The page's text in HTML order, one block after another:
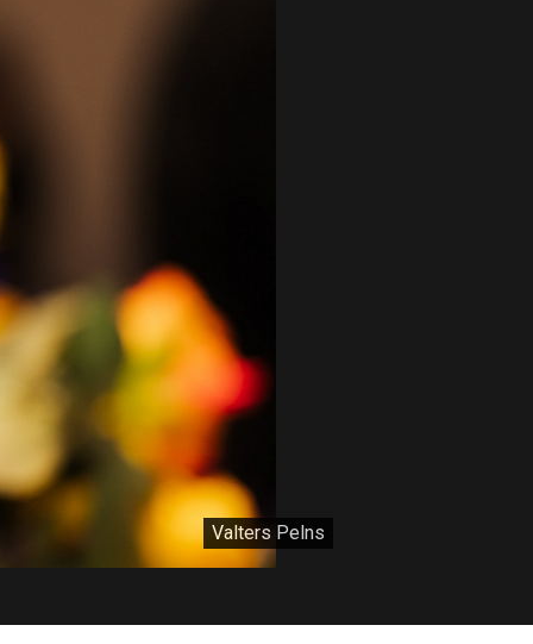
Valters Pelns